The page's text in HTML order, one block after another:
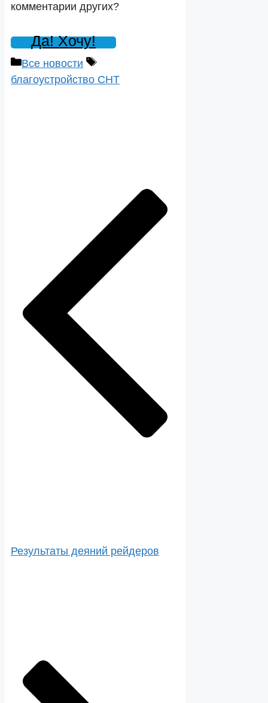
комментарии других?
Да! Хочу!
Рубрики
Все новости
Метки
благоустройство СНТ
Результаты деяний рейдеров